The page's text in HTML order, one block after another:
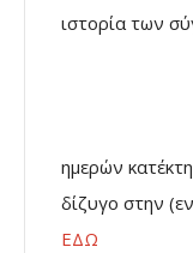
ιστορία των
Σε
ημερών
δίζυγο στην
ΕΔΩ